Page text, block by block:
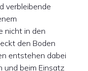
verbleibende
nicht in den
den Boden
entstehen dabei
und beim Einsatz